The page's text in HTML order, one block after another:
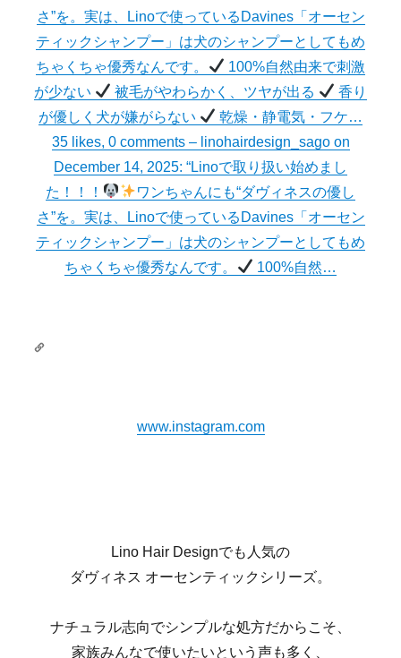
さ”を。実は、Linoで使っているDavines「オーセン
ティックシャンプー」は犬のシャンプーとしてもめ
ちゃくちゃ優秀なんです。
100%自然由来で刺激
が少ない
被毛がやわらかく、ツヤが出る
香り
が優しく犬が嫌がらない
乾燥・静電気・フケ…
35 likes, 0 comments – linohairdesign_sago on
December 14, 2025: “Linoで取り扱い始めまし
た！！！
ワンちゃんにも“ダヴィネスの優し
さ”を。実は、Linoで使っているDavines「オーセン
ティックシャンプー」は犬のシャンプーとしてもめ
ちゃくちゃ優秀なんです。
100%自然…
www.instagram.com
Lino Hair Designでも人気の
ダヴィネス オーセンティックシリーズ。
ナチュラル志向でシンプルな処方だからこそ、
家族みんなで使いたいという声も多く、